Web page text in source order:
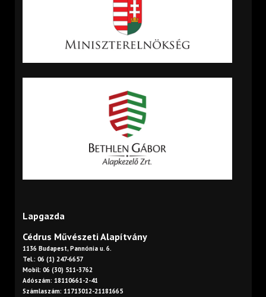
Lapgazda
Cédrus Művészeti Alapítvány
1136 Budapest, Pannónia u. 6.
Tel.: 06 (1) 247-6657
Mobil: 06 (30) 511-3762
Adószám: 18110661-2-41
Számlaszám: 11713012-21181665